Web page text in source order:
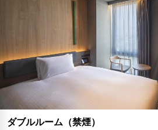
ダブルルーム（禁煙）